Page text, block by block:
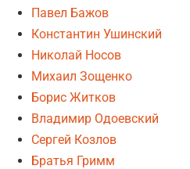
Павел Бажов
Константин Ушинский
Николай Носов
Михаил Зощенко
Борис Житков
Владимир Одоевский
Сергей Козлов
Братья Гримм